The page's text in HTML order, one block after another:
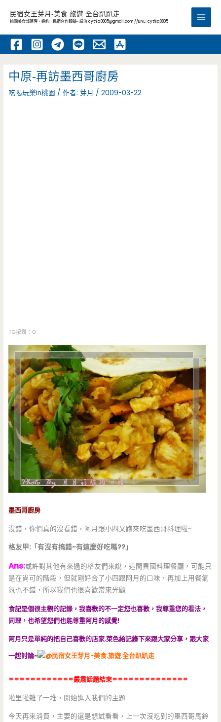
內
民宿女王芽月-美食.旅遊.全台趴趴走
桃園美食部落客，邀約 -民宿合作體驗~ 請洽cythia0805@gmail.com //LINE: cythia0805
Main
中原-再訪墨西哥廚房
吃喝玩樂in桃園 / 作者:芽月 /2009-03-22
TG按讚：0
墨西哥廚房
沒錯，你們真的沒看錯，阿月跟小四又跑來吃墨西哥料理啦~
格友甲:「有沒有搞錯~有這麼好吃嗎??」
Ans:或許對其他有來過的格友們來說，這間異國料理餐廳，可能只
是在尚可的階段，但就剛好合了小四跟阿月的口味，再加上用餐氣
氛也不錯，所以我們也很喜歡常來光顧
食記是個很主觀的記錄，我喜歡的不一定您也喜歡，我尊重您的看法，
同理，也希望您們也能尊重阿月的感覺!
阿月只是單純的把自己喜歡的店家.菜色給記錄下來跟大家分享，跟大家
一起討論~
============嚴肅話題結束==============
啦里啦雜了一堆，開始進入我們的主題
今天再來消費，主要的還是想試看看，上一次沒吃到的墨西哥馬鈴